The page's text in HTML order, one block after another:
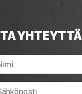
YHTEYTTÄ